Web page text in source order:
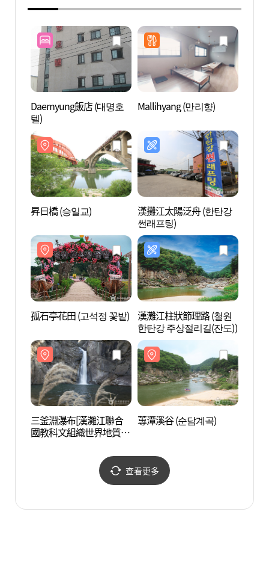
Daemyung飯店 (대명호
텔)
Mallihyang (만리향)
昇日橋 (승일교)
漢攤江太陽泛舟 (한탄강
썬래프팅)
孤石亭花田 (고석정 꽃밭)
漢灘江柱狀節理路 (철원
한탄강 주상절리길(잔도))
三釜淵瀑布[漢灘江聯合
國教科文組織世界地質公
유네스코 세계지질공원))
蓴潭溪谷 (순담계곡)
查看更多